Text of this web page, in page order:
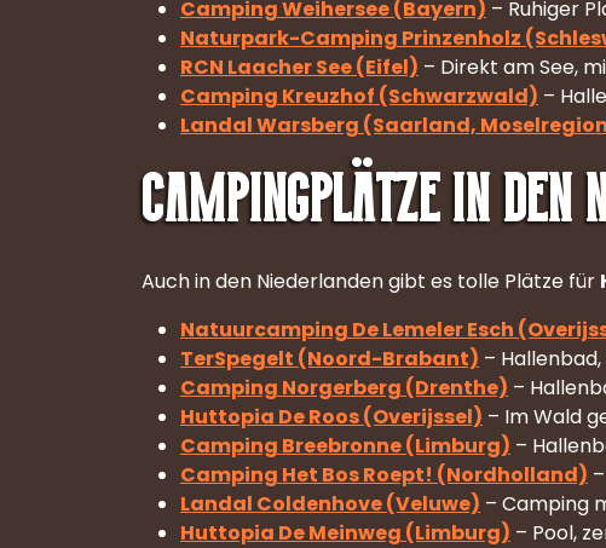
Camping Weihersee (Bayern) – Ruhiger
Naturpark-Camping Prinzenholz
RCN Laacher See (Eifel) – Direkt am See,
Camping Kreuzhof (Schwarzwald) –
Landal Warsberg (Saarland,
Campingplätze in
Auch in den Niederlanden gibt es tolle Plätze für
Natuurcamping De Lemeler Esch
TerSpegelt (Noord-Brabant) –
Camping Norgerberg (Drenthe) –
Huttopia De Roos (Overijssel) – Im Wald
Camping Breebronne (Limburg) –
Camping Het Bos Roept! (Nordholland)
Landal Coldenhove (Veluwe) – Camping
Huttopia De Meinweg (Limburg) – Pool,